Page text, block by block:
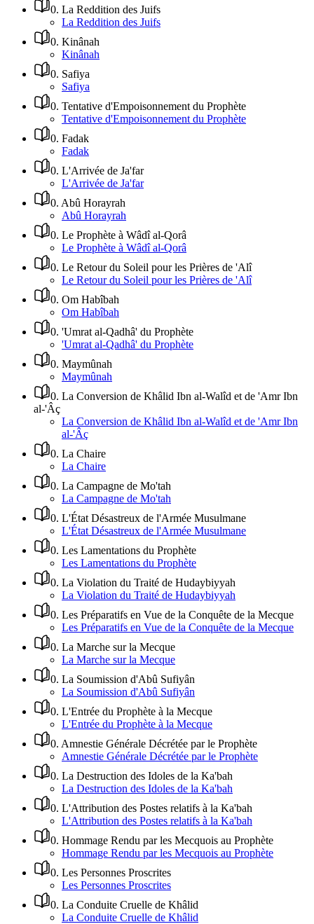
0. La Reddition des Juifs
La Reddition des Juifs
0. Kinânah
Kinânah
0. Safiya
Safiya
0. Tentative d'Empoisonnement du Prophète
Tentative d'Empoisonnement du Prophète
0. Fadak
Fadak
0. L'Arrivée de Ja'far
L'Arrivée de Ja'far
0. Abû Horayrah
Abû Horayrah
0. Le Prophète à Wâdî al-Qorâ
Le Prophète à Wâdî al-Qorâ
0. Le Retour du Soleil pour les Prières de 'Alî
Le Retour du Soleil pour les Prières de 'Alî
0. Om Habîbah
Om Habîbah
0. 'Umrat al-Qadhâ' du Prophète
'Umrat al-Qadhâ' du Prophète
0. Maymûnah
Maymûnah
0. La Conversion de Khâlid Ibn al-Walîd et de 'Amr Ibn
al-'Âç
La Conversion de Khâlid Ibn al-Walîd et de 'Amr Ibn
al-'Âç
0. La Chaire
La Chaire
0. La Campagne de Mo'tah
La Campagne de Mo'tah
0. L'État Désastreux de l'Armée Musulmane
L'État Désastreux de l'Armée Musulmane
0. Les Lamentations du Prophète
Les Lamentations du Prophète
0. La Violation du Traité de Hudaybiyyah
La Violation du Traité de Hudaybiyyah
0. Les Préparatifs en Vue de la Conquête de la Mecque
Les Préparatifs en Vue de la Conquête de la Mecque
0. La Marche sur la Mecque
La Marche sur la Mecque
0. La Soumission d'Abû Sufiyân
La Soumission d'Abû Sufiyân
0. L'Entrée du Prophète à la Mecque
L'Entrée du Prophète à la Mecque
0. Amnestie Générale Décrétée par le Prophète
Amnestie Générale Décrétée par le Prophète
0. La Destruction des Idoles de la Ka'bah
La Destruction des Idoles de la Ka'bah
0. L'Attribution des Postes relatifs à la Ka'bah
L'Attribution des Postes relatifs à la Ka'bah
0. Hommage Rendu par les Mecquois au Prophète
Hommage Rendu par les Mecquois au Prophète
0. Les Personnes Proscrites
Les Personnes Proscrites
0. La Conduite Cruelle de Khâlid
La Conduite Cruelle de Khâlid